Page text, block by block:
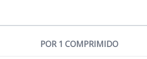
POR 1 COMPRIMIDO